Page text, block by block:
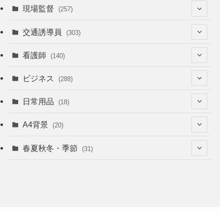
現場監督 (257)
(52)
(74)
交通誘導員 (303)
(64)
(53)
(55)
看護師 (140)
(53)
(36)
(22)
ビジネス (288)
(120)
(12)
日常用品 (18)
(13)
A4背景 (20)
(5)
春夏秋冬・季節 (31)